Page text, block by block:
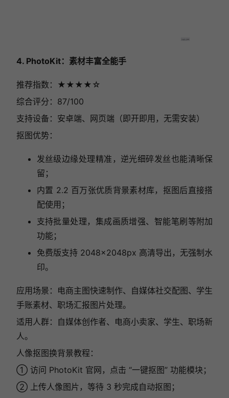
4. PhotoKit：素材丰富全能手
推荐指数：★★★★ ☆
综合评分：87/100
支持设备：安卓端、网页端（即开即用，无需安装）
抠图优势：
发丝级边缘处理精准，逆光细碎发丝也能清晰保
留；
内置 2.2 百万张优质背景素材库，抠图后直接搭
配使用；
支持批量处理，集成画质增强、智能笔刷等附加
功能；
免费版支持 2048×2048px 高清导出，无强制水
印。
应用场景：电商主图快速制作、自媒体社交配图、学生
手账素材、职场汇报图片处理。
适用人群：自媒体创作者、电商小卖家、学生、职场新
人。
人像抠图换背景教程：
① 访问 PhotoKit 官网，点击 “一键抠图” 功能模块；
② 上传人像图片，等待 3 秒完成自动抠图；